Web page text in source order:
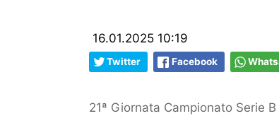
16.01.2025 10:19
Twitter Facebook
21ª Giornata Campionato Serie